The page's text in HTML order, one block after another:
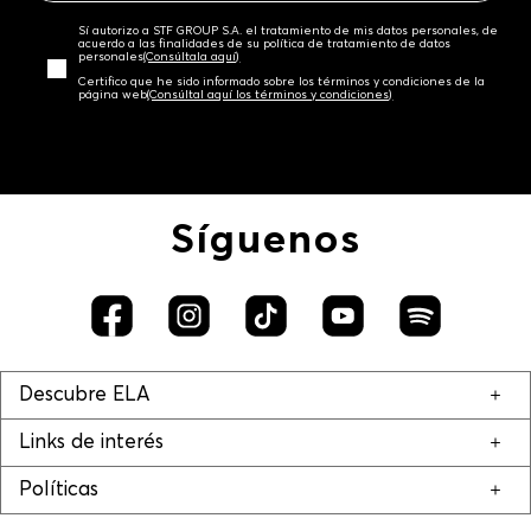
Sí autorizo a STF GROUP S.A. el tratamiento de mis datos personales, de
acuerdo a las finalidades de su política de tratamiento de datos
personales‎(Consúltala aquí)
Certifico que he sido informado sobre los términos y condiciones de la
página web‎(Consúltal aquí los términos y condiciones)
Síguenos
Descubre ELA
Links de interés
Políticas